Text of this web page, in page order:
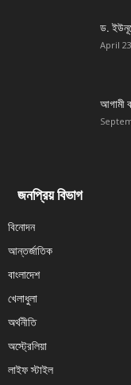
ড.
April
আগামী
জনপ্রিয় বিভাগ
বিনোদন
আন্তর্জাতিক
বাংলাদেশ
খেলাধুলা
অর্থনীতি
অস্ট্রেলিয়া
লাইফ স্টাইল